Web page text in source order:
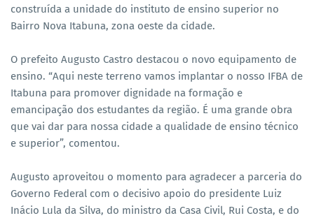
construída a unidade do instituto de ensino superior no
Bairro Nova Itabuna, zona oeste da cidade.
O prefeito Augusto Castro destacou o novo equipamento de
ensino. “Aqui neste terreno vamos implantar o nosso IFBA de
Itabuna para promover dignidade na formação e
emancipação dos estudantes da região. É uma grande obra
que vai dar para nossa cidade a qualidade de ensino técnico
e superior”, comentou.
Augusto aproveitou o momento para agradecer a parceria do
Governo Federal com o decisivo apoio do presidente Luiz
Inácio Lula da Silva, do ministro da Casa Civil, Rui Costa, e do